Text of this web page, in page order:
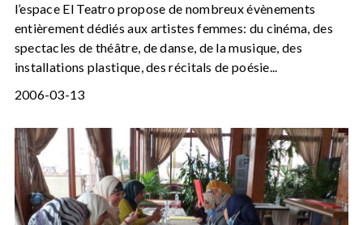
l’espace El Teatro propose de nombreux évènements
entièrement dédiés aux artistes femmes: du cinéma, des
spectacles de théâtre, de danse, de la musique, des
installations plastique, des récitals de poésie...
2006-03-13